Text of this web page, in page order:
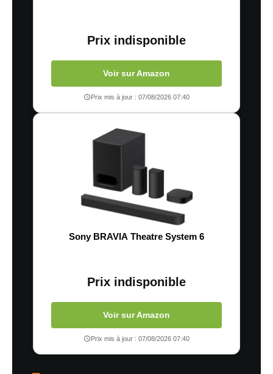
Prix indisponible
Voir sur Amazon
Prix mis à jour : 07/08/2026 07:40
Sony BRAVIA Theatre System 6
Prix indisponible
Voir sur Amazon
Prix mis à jour : 07/08/2026 07:40